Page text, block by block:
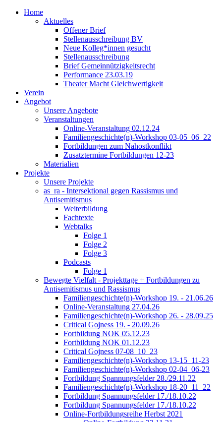
Home
Aktuelles
Offener Brief
Stellenausschreibung BV
Neue Kolleg*innen gesucht
Stellenausschreibung
Brief Gemeinnützigkeitsrecht
Performance 23.03.19
Theater Macht Gleichwertigkeit
Verein
Angebot
Unsere Angebote
Veranstaltungen
Online-Veranstaltung 02.12.24
Familiengeschichte(n)-Workshop 03-05_06_22
Fortbildungen zum Nahostkonflikt
Zusatztermine Fortbildungen 12-23
Materialien
Projekte
Unsere Projekte
as_ra - Intersektional gegen Rassismus und
Antisemitismus
Weiterbildung
Fachtexte
Webtalks
Folge 1
Folge 2
Folge 3
Podcasts
Folge 1
Bewegte Vielfalt - Projekttage + Fortbildungen zu
Antisemitismus und Rassismus
Familiengeschichte(n)-Workshop 19. - 21.06.26
Online-Veranstaltung 27.04.26
Familiengeschichte(n)-Workshop 26. - 28.09.25
Critical Gojness 19. - 20.09.26
Fortbildung NOK 05.12.23
Fortbildung NOK 01.12.23
Critical Gojness 07-08_10_23
Familiengeschichte(n)-Workshop 13-15_11-23
Familiengeschichte(n)-Workshop 02-04_06-23
Fortbildung Spannungsfelder 28./29.11.22
Familiengeschichte(n)-Workshop 18-20_11_22
Fortbildung Spannungsfelder 17./18.10.22
Fortbildung Spannungsfelder 17./18.10.22
Online-Fortbildungsreihe Herbst 2021